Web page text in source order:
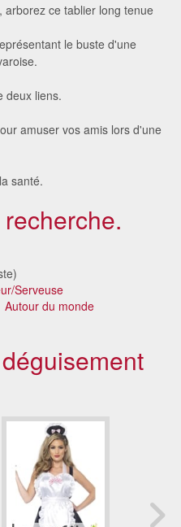
ce tablier long tenue
le buste d'une
deux liens.
amuser vos amis lors d'une
santé.
Serveuse
Autour du monde